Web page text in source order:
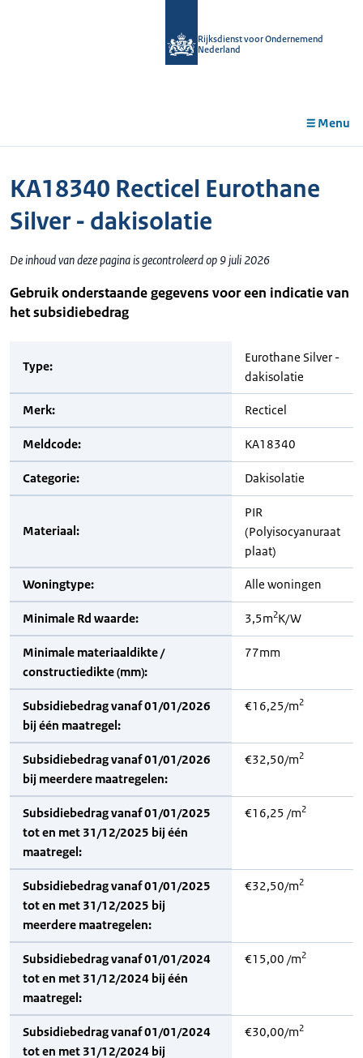
Rijksdienst voor Ondernemend
Nederland
Menu
KA18340 Recticel Eurothane
Silver - dakisolatie
De inhoud van deze pagina is gecontroleerd op 9 juli 2026
Gebruik onderstaande gegevens voor een indicatie van
het subsidiebedrag
Type:
Eurothane Silver -
dakisolatie
Merk: Recticel
Meldcode: KA18340
Categorie: Dakisolatie
Materiaal:
PIR
(Polyisocyanuraat
plaat)
Woningtype: Alle woningen
Minimale Rd waarde: 3,5m2K/W
Minimale materiaaldikte /
constructiedikte (mm):
77mm
Subsidiebedrag vanaf 01/01/2026
bij één maatregel:
€16,25/m2
Subsidiebedrag vanaf 01/01/2026
bij meerdere maatregelen:
€32,50/m2
Subsidiebedrag vanaf 01/01/2025
tot en met 31/12/2025 bij één
maatregel:
€16,25 /m2
Subsidiebedrag vanaf 01/01/2025
tot en met 31/12/2025 bij
meerdere maatregelen:
€32,50/m2
Subsidiebedrag vanaf 01/01/2024
tot en met 31/12/2024 bij één
maatregel:
€15,00 /m2
Subsidiebedrag vanaf 01/01/2024
tot en met 31/12/2024 bij
€30,00/m2